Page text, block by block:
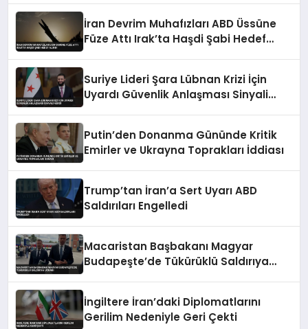
İran Devrim Muhafızları ABD Üssüne
Füze Attı Irak’ta Haşdi Şabi Hedef
Suriye Lideri Şara Lübnan Krizi İçin
Uyardı Güvenlik Anlaşması Sinyali
Putin’den Donanma Gününde Kritik
Emirler ve Ukrayna Toprakları İddiası
Trump’tan İran’a Sert Uyarı ABD
Saldırıları Engelledi
Macaristan Başbakanı Magyar
Budapeşte’de Tükürüklü Saldırıya
İngiltere İran’daki Diplomatlarını
Gerilim Nedeniyle Geri Çekti